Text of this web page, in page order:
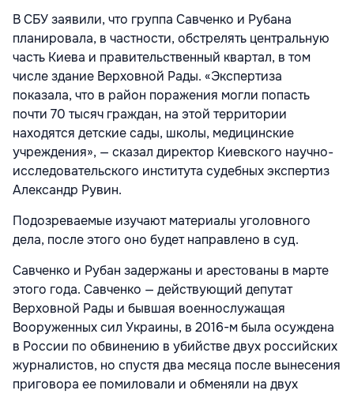
В СБУ заявили, что группа Савченко и Рубана
планировала, в частности, обстрелять центральную
часть Киева и правительственный квартал, в том
числе здание Верховной Рады. «Экспертиза
показала, что в район поражения могли попасть
почти 70 тысяч граждан, на этой территории
находятся детские сады, школы, медицинские
учреждения», — сказал директор Киевского научно-
исследовательского института судебных экспертиз
Александр Рувин.
Подозреваемые изучают материалы уголовного
дела, после этого оно будет направлено в суд.
Савченко и Рубан задержаны и арестованы в марте
этого года. Савченко — действующий депутат
Верховной Рады и бывшая военнослужащая
Вооруженных сил Украины, в 2016-м была осуждена
в России по обвинению в убийстве двух российских
журналистов, но спустя два месяца после вынесения
приговора ее помиловали и обменяли на двух